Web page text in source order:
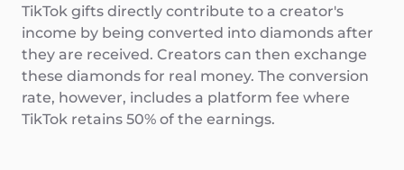
TikTok gifts directly contribute to a creator's
income by being converted into diamonds after
they are received. Creators can then exchange
these diamonds for real money. The conversion
rate, however, includes a platform fee where
TikTok retains 50% of the earnings.